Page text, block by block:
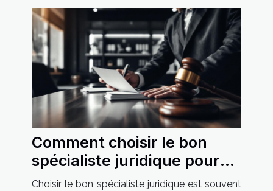
Comment choisir le bon
spécialiste juridique pour
vos besoins spécifiques ?
Choisir le bon spécialiste juridique est souvent